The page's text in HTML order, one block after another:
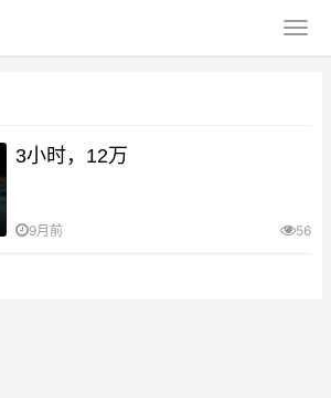
3小时，12万
9月前 56